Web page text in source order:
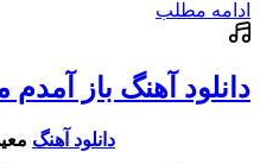
ادامه مطلب
دانلود آهنگ باز آمدم
دانلود آهنگ